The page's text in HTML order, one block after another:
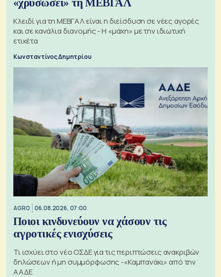
«χρυσώσει» τη ΜΕΒΓΑΛ
Κλειδί για τη ΜΕΒΓΑΛ είναι η διείσδυση σε νέες αγορές
και σε κανάλια διανομής - Η «μάχη» με την ιδιωτική
ετικέτα
Κωνσταντίνος Δημητρίου
AGRO 06.08.2026, 07:00
Ποιοι κινδυνεύουν να χάσουν τις
αγροτικές ενισχύσεις
Τι ισχύει στο νέο ΟΣΔΕ για τις περιπτώσεις ανακριβών
δηλώσεων ή μη συμμόρφωσης -«Καμπανάκι» από την
ΑΑΔΕ